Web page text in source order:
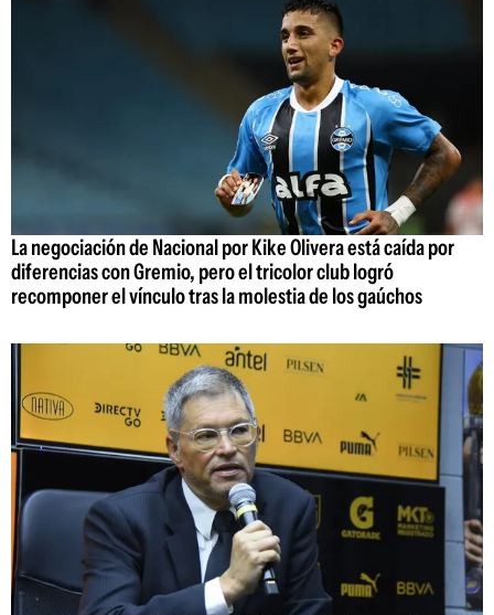
La negociación de Nacional por Kike Olivera está caída por
diferencias con Gremio, pero el tricolor club logró
recomponer el vínculo tras la molestia de los gaúchos